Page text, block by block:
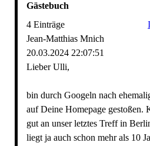
Gästebuch
4 Einträge
Jean-Matthias Mnich
20.03.2024 22:07:51
Lieber Ulli,
bin durch Googeln nach
auf Deine Homepage gestoßen.
gut an unser letztes Treff in
liegt ja auch schon mehr als 10